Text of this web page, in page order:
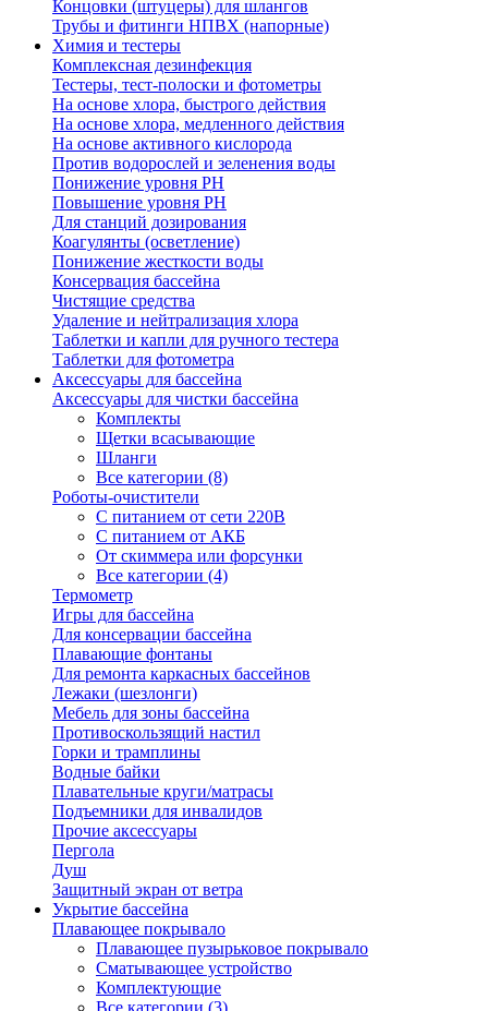
Концовки (штуцеры) для шлангов
Трубы и фитинги НПВХ (напорные)
Химия и тестеры
Комплексная дезинфекция
Тестеры, тест-полоски и фотометры
На основе хлора, быстрого действия
На основе хлора, медленного действия
На основе активного кислорода
Против водорослей и зеленения воды
Понижение уровня РН
Повышение уровня РН
Для станций дозирования
Коагулянты (осветление)
Понижение жесткости воды
Консервация бассейна
Чистящие средства
Удаление и нейтрализация хлора
Таблетки и капли для ручного тестера
Таблетки для фотометра
Аксессуары для бассейна
Аксессуары для чистки бассейна
Комплекты
Щетки всасывающие
Шланги
Все категории (8)
Роботы-очистители
С питанием от сети 220В
С питанием от АКБ
От скиммера или форсунки
Все категории (4)
Термометр
Игры для бассейна
Для консервации бассейна
Плавающие фонтаны
Для ремонта каркасных бассейнов
Лежаки (шезлонги)
Мебель для зоны бассейна
Противоскользящий настил
Горки и трамплины
Водные байки
Плавательные круги/матрасы
Подъемники для инвалидов
Прочие аксессуары
Пергола
Душ
Защитный экран от ветра
Укрытие бассейна
Плавающее покрывало
Плавающее пузырьковое покрывало
Сматывающее устройство
Комплектующие
Все категории (3)